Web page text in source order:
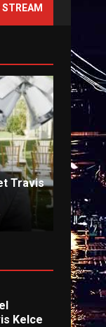
STREAM
Anti-
9
Kelce